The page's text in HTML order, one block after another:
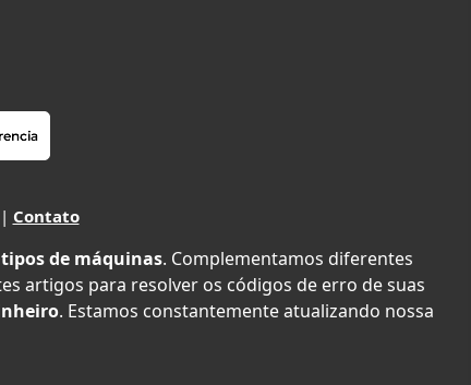
| Contato
de máquinas. Complementamos diferentes
artigos para resolver os códigos de erro de suas
. Estamos constantemente atualizando nossa